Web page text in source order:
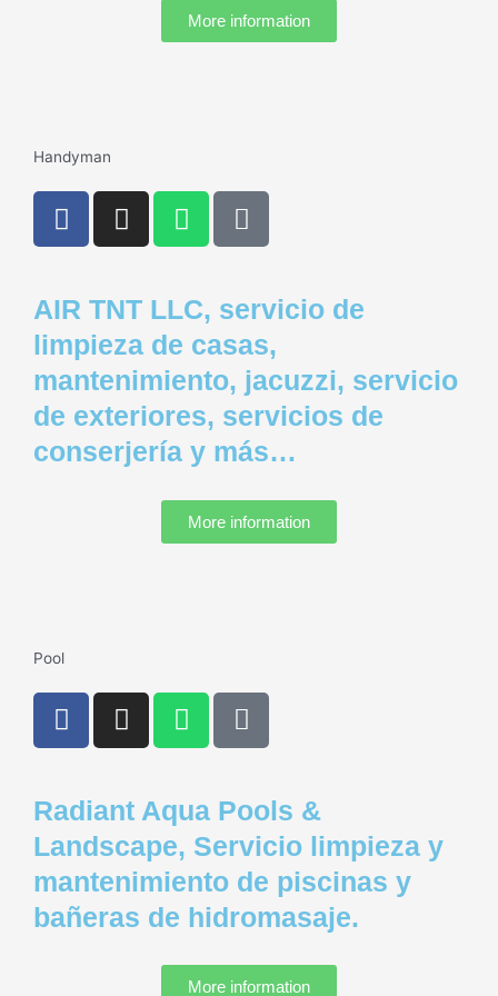
a
r
t
More information
Handyman
F
a
b
o
o
k
I
n
a
g
r
a
m
W
h
s
a
p
p
P
h
e
-
s
q
u
a
e
-
AIR TNT LLC, servicio de
limpieza de casas,
mantenimiento, jacuzzi, servicio
de exteriores, servicios de
conserjería y más…
More information
Pool
F
a
b
o
o
k
I
n
a
g
r
a
m
W
h
s
a
p
p
P
h
e
-
s
q
u
r
Radiant Aqua Pools &
Landscape, Servicio limpieza y
mantenimiento de piscinas y
bañeras de hidromasaje.
More information